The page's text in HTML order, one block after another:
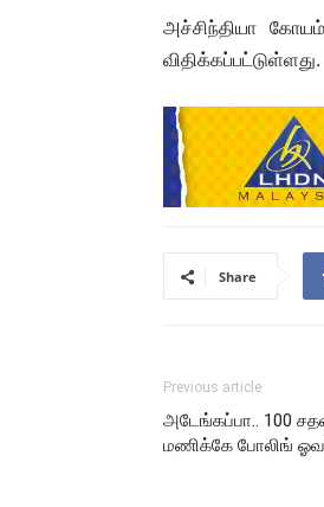
அச்சிந்தியா
விதிக்கப்பட்டுள்ளது.
Share
Previous article
அடேங்கப்பா.. 100
மணிக்கே போலிங்